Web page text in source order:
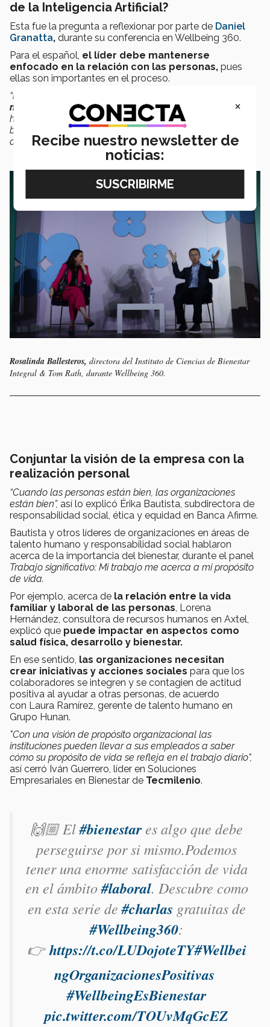
de la Inteligencia Artificial?
Esta fue la pregunta a reflexionar por parte de Daniel
Granatta, durante su conferencia en Wellbeing 360.
Para el español, el líder debe mantenerse
enfocado en la relación con las personas, pues
ellas son importantes en el proceso.
“El liderazgo tiene que ver con las personas, no con las
máquinas
Queremos dar tranquilidad porque como
humanos hay mucho por hacer aquí, no vamos a ser
barridos por máquinas y algoritmos, lo tecnológico es un
accesorio necesario, pero al final accesorio”.
Rosalinda Ballesteros, directora del Instituto de Ciencias de Bienestar
Integral & Tom Rath, durante Wellbeing 360.
Conjuntar la visión de la empresa con la
realización personal
“Cuando las personas están bien, las organizaciones
están bien”, así lo explicó Érika Bautista, subdirectora de
responsabilidad social, ética y equidad en Banca Afirme.
Bautista y otros líderes de organizaciones en áreas de
talento humano y responsabilidad social hablaron
acerca de la importancia del bienestar, durante el panel
Trabajo significativo: Mi trabajo me acerca a mi propósito
de vida.
Por ejemplo, acerca de la relación entre la vida
familiar y laboral de las personas, Lorena
Hernández, consultora de recursos humanos en Axtel,
explicó que puede impactar en aspectos como
salud física, desarrollo y bienestar.
En ese sentido, las organizaciones necesitan
crear iniciativas y acciones sociales para que los
colaboradores se integren y se contagien de actitud
positiva al ayudar a otras personas, de acuerdo
con Laura Ramírez, gerente de talento humano en
Grupo Hunan.
"Con una visión de propósito organizacional las
instituciones pueden llevar a sus empleados a saber
cómo su propósito de vida se refleja en el trabajo diario",
así cerró Iván Guerrero, líder en Soluciones
Empresariales en Bienestar de Tecmilenio.
🙌🏼 El#bienestares algo que debe
perseguirse por si mismo.Podemos
tener una enorme satisfacción de vida
en el ámbito#laboral. Descubre como
en esta serie de#charlas gratuitas de
#Wellbeing360:
👉https://t.co/LUDojoteTY#Wellbei
ngOrganizacionesPositivas
#WellbeingEsBienestar
pic.twitter.com/TOUvMqGcEZ
×
Recibe nuestro newsletter de
noticias: